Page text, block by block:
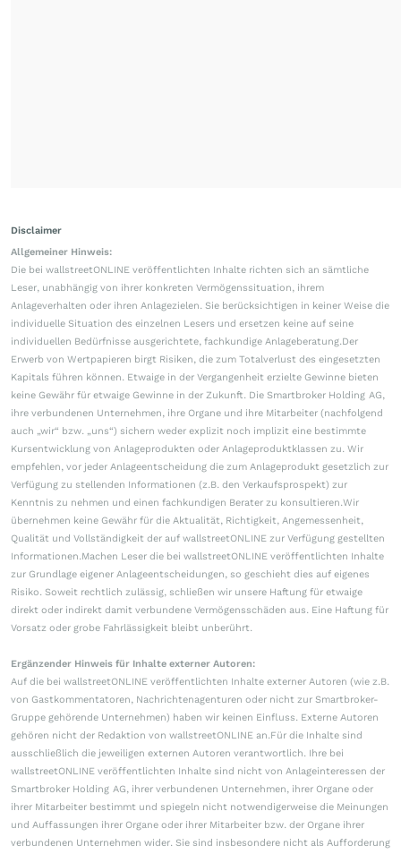
Disclaimer
Allgemeiner Hinweis:
Die bei wallstreetONLINE veröffentlichten Inhalte richten sich an sämtliche
Leser, unabhängig von ihrer konkreten Vermögenssituation, ihrem
Anlageverhalten oder ihren Anlagezielen. Sie berücksichtigen in keiner Weise die
individuelle Situation des einzelnen Lesers und ersetzen keine auf seine
individuellen Bedürfnisse ausgerichtete, fachkundige Anlageberatung.Der
Erwerb von Wertpapieren birgt Risiken, die zum Totalverlust des eingesetzten
Kapitals führen können. Etwaige in der Vergangenheit erzielte Gewinne bieten
keine Gewähr für etwaige Gewinne in der Zukunft. Die Smartbroker Holding AG,
ihre verbundenen Unternehmen, ihre Organe und ihre Mitarbeiter (nachfolgend
auch „wir“ bzw. „uns“) sichern weder explizit noch implizit eine bestimmte
Kursentwicklung von Anlageprodukten oder Anlageproduktklassen zu. Wir
empfehlen, vor jeder Anlageentscheidung die zum Anlageprodukt gesetzlich zur
Verfügung zu stellenden Informationen (z.B. den Verkaufsprospekt) zur
Kenntnis zu nehmen und einen fachkundigen Berater zu konsultieren.Wir
übernehmen keine Gewähr für die Aktualität, Richtigkeit, Angemessenheit,
Qualität und Vollständigkeit der auf wallstreetONLINE zur Verfügung gestellten
Informationen.Machen Leser die bei wallstreetONLINE veröffentlichten Inhalte
zur Grundlage eigener Anlageentscheidungen, so geschieht dies auf eigenes
Risiko. Soweit rechtlich zulässig, schließen wir unsere Haftung für etwaige
direkt oder indirekt damit verbundene Vermögensschäden aus. Eine Haftung für
Vorsatz oder grobe Fahrlässigkeit bleibt unberührt.
Ergänzender Hinweis für Inhalte externer Autoren:
Auf die bei wallstreetONLINE veröffentlichten Inhalte externer Autoren (wie z.B.
von Gastkommentatoren, Nachrichtenagenturen oder nicht zur Smartbroker-
Gruppe gehörende Unternehmen) haben wir keinen Einfluss. Externe Autoren
gehören nicht der Redaktion von wallstreetONLINE an.Für die Inhalte sind
ausschließlich die jeweiligen externen Autoren verantwortlich. Ihre bei
wallstreetONLINE veröffentlichten Inhalte sind nicht von Anlageinteressen der
Smartbroker Holding AG, ihrer verbundenen Unternehmen, ihrer Organe oder
ihrer Mitarbeiter bestimmt und spiegeln nicht notwendigerweise die Meinungen
und Auffassungen ihrer Organe oder ihrer Mitarbeiter bzw. der Organe ihrer
verbundenen Unternehmen wider. Sie sind insbesondere nicht als Aufforderung